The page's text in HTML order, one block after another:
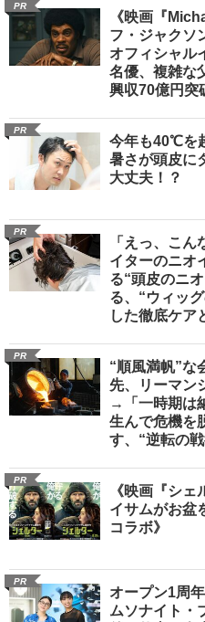
PR
《映画『
フ・ジャクソ
オフィシャル
名優、複雑な
興収70億円突
PR
今年も40℃を
暑さが頭皮に
大丈夫！？
PR
「えっ、こ
イターのニ
る“頭皮のニ
る、“ウィッ
した徹底ケア
PR
“順風満帆”な
先、リーマン
→「一時期は
生んで危機を
す、“逆転の
PR
《映画『シ
イサムがお盆
コラボ》
PR
オープン1周
ムソナイト・